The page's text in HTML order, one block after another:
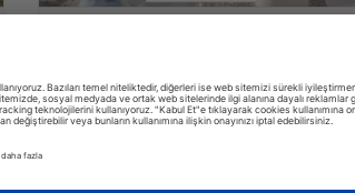
Haberi
Dokuz ülkeden gelen sıcak hava balonları gün doğumunda
peribacaları üzerinde gösteri uçuşu yaptı